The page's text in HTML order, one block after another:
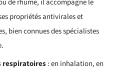
propriétés antivirales et
bien connues des spécialistes
respiratoires: en inhalation, en